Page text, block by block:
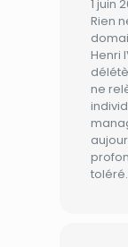
1 juin
Rien
Henri
ne